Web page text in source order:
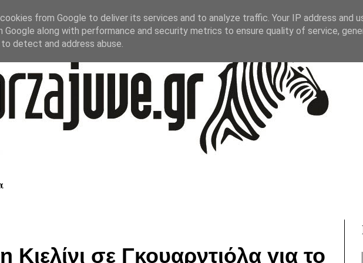
Κιελίνι σε Γκουαρντιόλα για το
from Google to deliver its services and to analyze traffic. Your IP address and
Google along with performance and security metrics to ensure quality of service,
detect and address abuse.